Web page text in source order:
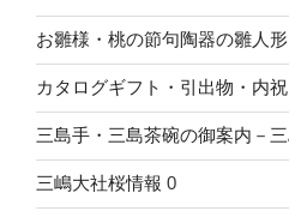
お雛様・桃の節句陶器の雛人
カタログギフト・引出物・内
三島手・三島茶碗の御案内－
三嶋大社桜情報 0